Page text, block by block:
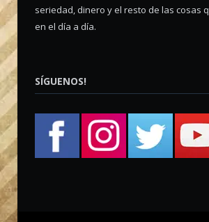
seriedad, dinero y el resto de las cosas
en el día a día.
SÍGUENOS!